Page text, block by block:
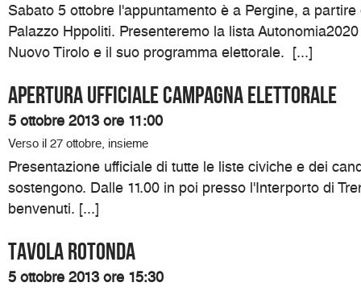
Sabato 5 ottobre l'appuntamento è a Pergine, a
Palazzo Hppoliti. Presenteremo la lista
Nuovo Tirolo e il suo programma elettorale. [...]
Apertura ufficiale campagna elettorale
5 ottobre 2013 ore 11:00
Verso il 27 ottobre, insieme
Presentazione ufficiale di tutte le liste civiche e dei
sostengono. Dalle 11.00 in poi presso l'Interporto di
benvenuti. [...]
Tavola rotonda
5 ottobre 2013 ore 15:30